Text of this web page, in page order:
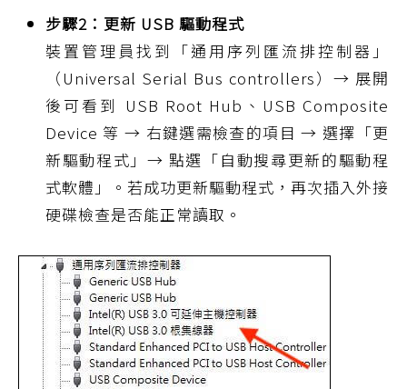
步驟2：更新 USB 驅動程式
裝置管理員找到「通用序列匯流排控制器」
（Universal Serial Bus controllers）→ 展開
後可看到 USB Root Hub、USB Composite
Device 等 → 右鍵選需檢查的項目 → 選擇「更
新驅動程式」→ 點選「自動搜尋更新的驅動程
式軟體」。若成功更新驅動程式，再次插入外接
硬碟檢查是否能正常讀取。